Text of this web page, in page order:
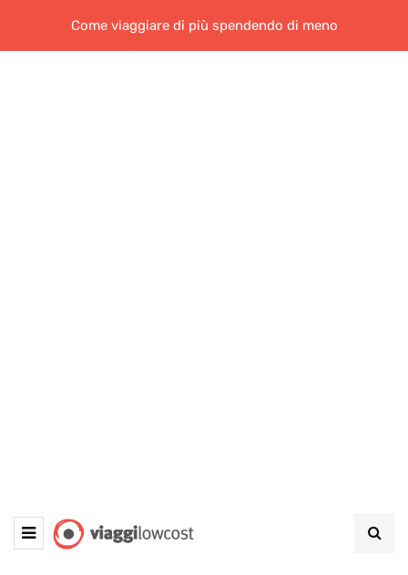
Come viaggiare di più spendendo di meno